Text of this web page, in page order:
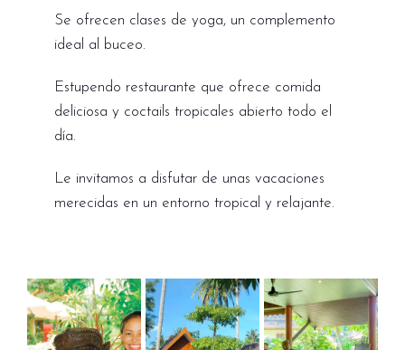
Se ofrecen clases de yoga, un complemento
ideal al buceo.
Estupendo restaurante que ofrece comida
deliciosa y coctails tropicales abierto todo el
día.
Le invitamos a disfutar de unas vacaciones
merecidas en un entorno tropical y relajante.